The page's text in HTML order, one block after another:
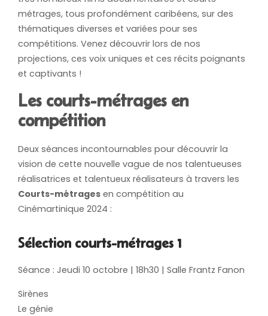
métrages, tous profondément caribéens, sur des
thématiques diverses et variées pour ses
compétitions. Venez découvrir lors de nos
projections, ces voix uniques et ces récits poignants
et captivants !
Les courts-métrages en
compétition
Deux séances incontournables pour découvrir la
vision de cette nouvelle vague de nos talentueuses
réalisatrices et talentueux réalisateurs à travers les
Courts-métrages en compétition au
Cinémartinique 2024 :
Sélection courts-métrages 1
Séance : Jeudi 10 octobre | 18h30 | Salle Frantz Fanon
Sirènes
Le génie